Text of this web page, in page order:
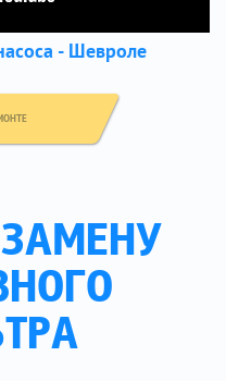
- Шевроле